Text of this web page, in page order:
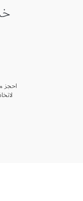
احجز